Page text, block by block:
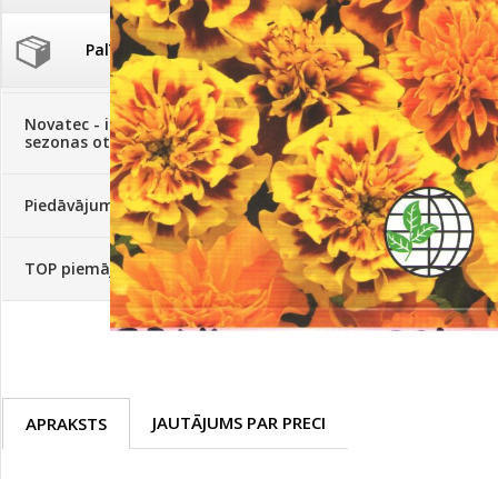
Palīglīdzekļi augu audzēšanai(72)
Klientu Diena
Novatec - izcils mēslošanai arī
sezonas otrajā pusē!
Piedāvājums ābeļdārziem
TOP piemājas dārzam 2024
APRAKSTS JAUTĀJUMS PAR PRECI